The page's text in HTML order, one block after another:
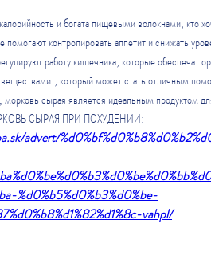
и богата пищевыми волокнами, кто
контролировать аппетит и снижать
работу кишечника, которые обеспечат
который может стать отличным
сырая является идеальным продуктом
СЫРАЯ ПРИ ПОХУДЕНИИ:
advert/
%d0%b5%d0%b3%d0%be-
vahpl/